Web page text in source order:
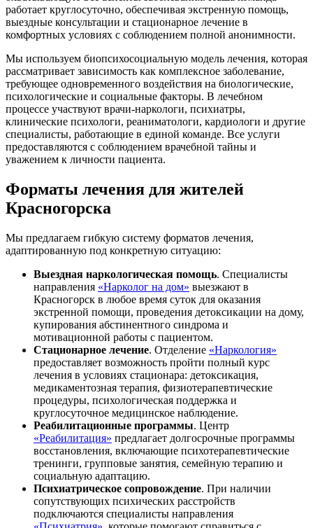
работает круглосуточно, обеспечивая экстренную помощь,
выездные консультации и стационарное лечение в
комфортных условиях с соблюдением полной анонимности.
Мы используем биопсихосоциальную модель лечения, которая
рассматривает зависимость как комплексное заболевание,
требующее одновременного воздействия на биологические,
психологические и социальные факторы. В лечебном
процессе участвуют врачи-наркологи, психиатры,
клинические психологи, реаниматологи, кардиологи и другие
специалисты, работающие в единой команде. Все услуги
предоставляются с соблюдением врачебной тайны и
уважением к личности пациента.
Форматы лечения для жителей
Красногорска
Мы предлагаем гибкую систему форматов лечения,
адаптированную под конкретную ситуацию:
Выездная наркологическая помощь. Специалисты
направления «Нарколог на дом» выезжают в
Красногорск в любое время суток для оказания
экстренной помощи, проведения детоксикации на дому,
купирования абстинентного синдрома и
мотивационной работы с пациентом.
Стационарное лечение. Отделение «Наркология»
предоставляет возможность пройти полный курс
лечения в условиях стационара: детоксикация,
медикаментозная терапия, физиотерапевтические
процедуры, психологическая поддержка и
круглосуточное медицинское наблюдение.
Реабилитационные программы. Центр
«Реабилитация» предлагает долгосрочные программы
восстановления, включающие психотерапевтические
тренинги, групповые занятия, семейную терапию и
социальную адаптацию.
Психиатрическое сопровождение. При наличии
сопутствующих психических расстройств
подключаются специалисты направления